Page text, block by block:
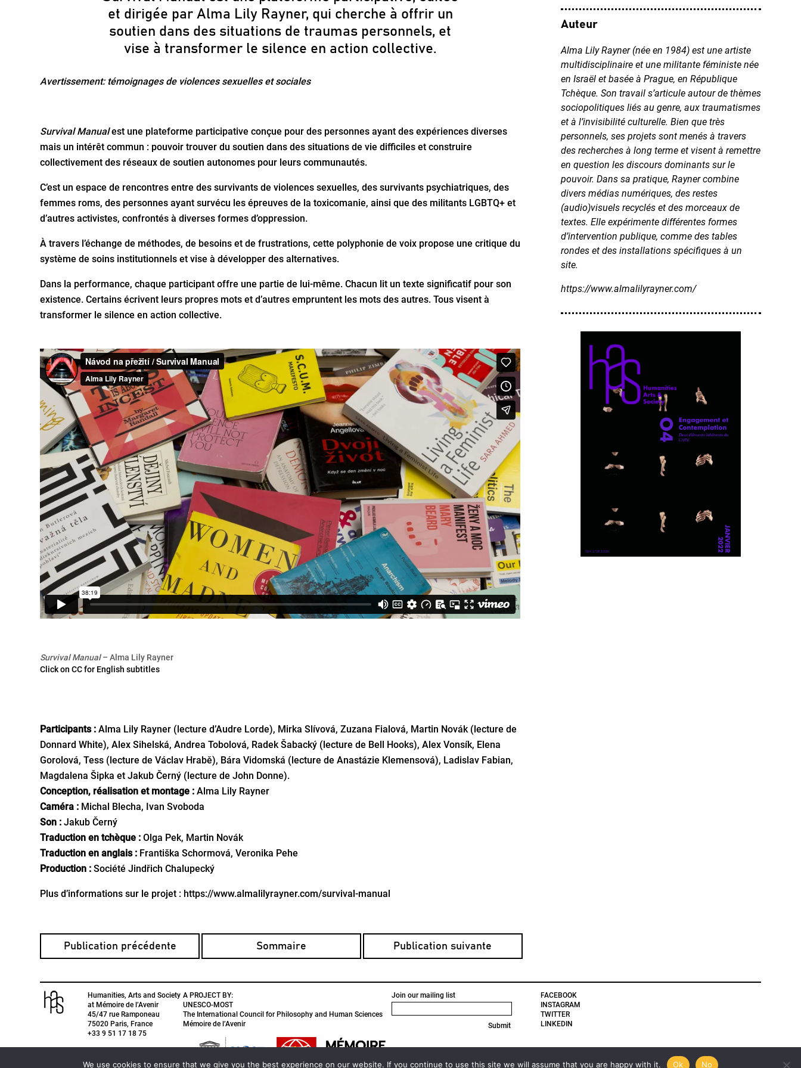
We use cookies to ensure that we give you the best experience on our website. If you continue to use this site we will assume that you are happy with it. Ok No
et dirigée par Alma Lily Rayner, qui cherche à offrir un
soutien dans des situations de traumas personnels, et
vise à transformer le silence en action collective.
Avertissement: témoignages de violences sexuelles et sociales
Survival Manualest une plateforme participative conçue pour des personnes ayant des expériences diverses
mais un intérêt commun : pouvoir trouver du soutien dans des situations de vie difficiles et construire
collectivement des réseaux de soutien autonomes pour leurs communautés.
C’est un espace de rencontres entre des survivants de violences sexuelles, des survivants psychiatriques, des
femmes roms, des personnes ayant survécu les épreuves de la toxicomanie, ainsi que des militants LGBTQ+ et
d’autres activistes, confrontés à diverses formes d’oppression.
À travers l’échange de méthodes, de besoins et de frustrations, cette polyphonie de voix propose une critique du
système de soins institutionnels et vise à développer des alternatives.
Dans la performance, chaque participant offre une partie de lui-même. Chacun lit un texte significatif pour son
existence. Certains écrivent leurs propres mots et d’autres empruntent les mots des autres. Tous visent à
transformer le silence en action collective.
Survival Manual– Alma Lily Rayner
Click on CC for English subtitles
Participants : Alma Lily Rayner (lecture d’Audre Lorde), Mirka Slívová, Zuzana Fialová, Martin Novák (lecture de
Donnard White), Alex Sihelská, Andrea Tobolová, Radek Šabacký (lecture de Bell Hooks), Alex Vonsík, Elena
Gorolová, Tess (lecture de Václav Hrabě), Bára Vidomská (lecture de Anastázie Klemensová), Ladislav Fabian,
Magdalena Šipka et Jakub Černý (lecture de John Donne).
Conception, réalisation et montage : Alma Lily Rayner
Caméra : Michal Blecha, Ivan Svoboda
Son : Jakub Černý
Traduction en tchèque : Olga Pek, Martin Novák
Traduction en anglais : Františka Schormová, Veronika Pehe
Production : Société Jindřich Chalupecký
Plus d’informations sur le projet : https://www.almalilyrayner.com/survival-manual
Publication précédente Sommaire Publication suivante
Auteur
Alma Lily Rayner (née en 1984) est une artiste
multidisciplinaire et une militante féministe née
en Israël et basée à Prague, en République
Tchèque. Son travail s’articule autour de thèmes
sociopolitiques liés au genre, aux traumatismes
et à l’invisibilité culturelle. Bien que très
personnels, ses projets sont menés à travers
des recherches à long terme et visent à remettre
en question les discours dominants sur le
pouvoir. Dans sa pratique, Rayner combine
divers médias numériques, des restes
(audio)visuels recyclés et des morceaux de
textes. Elle expérimente différentes formes
d’intervention publique, comme des tables
rondes et des installations spécifiques à un
site.
https://www.almalilyrayner.com/
Humanities, Arts and Society
at Mémoire de l’Avenir
45/47 rue Ramponeau
75020 Paris, France
+33 9 51 17 18 75
A PROJECT BY:
UNESCO-MOST
The International Council for Philosophy and Human Sciences
Mémoire de l’Avenir
Join our mailing list
Submit
FACEBOOK
INSTAGRAM
TWITTER
LINKEDIN